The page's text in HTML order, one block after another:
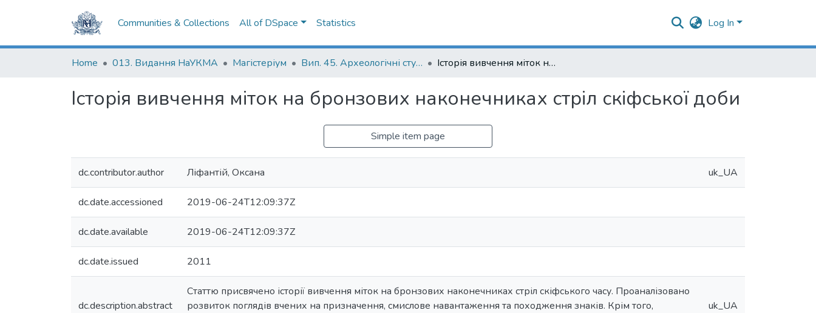
Communities & Collections All of DSpace Statistics Log In
Home 013. Видання НаУКМА Магістеріум Вип. 45. Археологічні студії Історія вивчення міток на бронзових наконечниках стріл скіфської доби
Історія вивчення міток на бронзових наконечниках стріл скіфської доби
Simple item page
dc.contributor.author Ліфантій, Оксана uk_UA
dc.date.accessioned 2019-06-24T12:09:37Z
dc.date.available 2019-06-24T12:09:37Z
dc.date.issued 2011
dc.description.abstract
Статтю присвячено історії вивчення міток на бронзових наконечниках стріл скіфського часу. Проаналізовано
розвиток поглядів вчених на призначення, смислове навантаження та походження знаків. Крім того,
uk_UA